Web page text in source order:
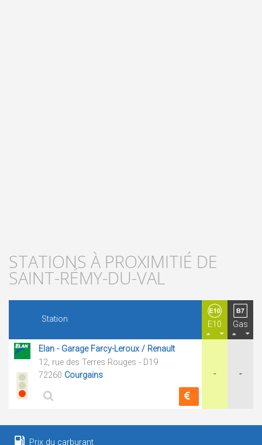
STATIONS À PROXIMITIÉ DE
SAINT-RÉMY-DU-VAL
Station
E10 Gas
Elan - Garage Farcy-Leroux / Renault
12, rue des Terres Rouges - D19
72260 Courgains - -
Prix du carburant